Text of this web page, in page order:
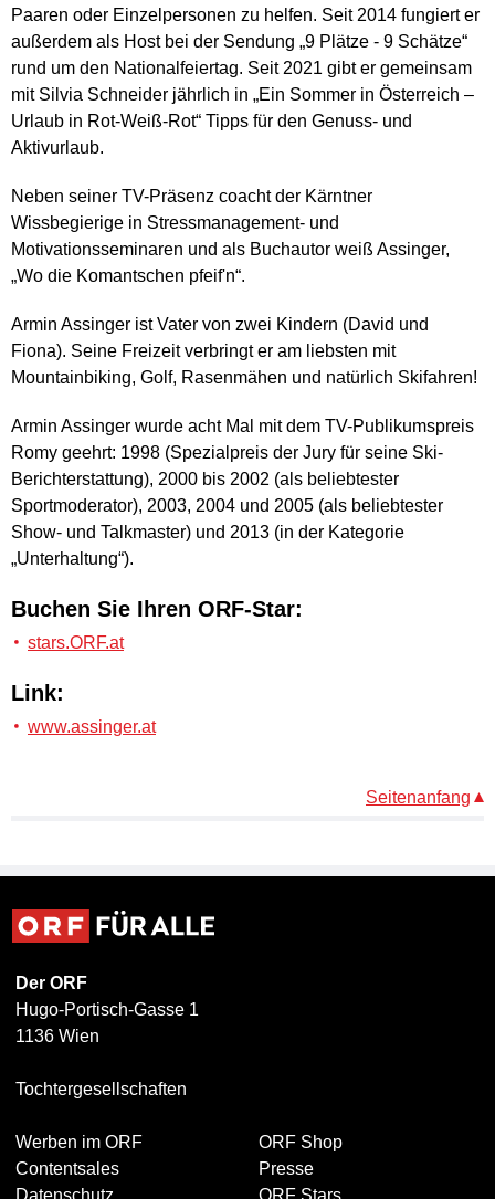
Paaren oder Einzelpersonen zu helfen. Seit 2014 fungiert er
außerdem als Host bei der Sendung „9 Plätze - 9 Schätze“
rund um den Nationalfeiertag. Seit 2021 gibt er gemeinsam
mit Silvia Schneider jährlich in „Ein Sommer in Österreich –
Urlaub in Rot-Weiß-Rot“ Tipps für den Genuss- und
Aktivurlaub.
Neben seiner TV-Präsenz coacht der Kärntner
Wissbegierige in Stressmanagement- und
Motivationsseminaren und als Buchautor weiß Assinger,
„Wo die Komantschen pfeif'n“.
Armin Assinger ist Vater von zwei Kindern (David und
Fiona). Seine Freizeit verbringt er am liebsten mit
Mountainbiking, Golf, Rasenmähen und natürlich Skifahren!
Armin Assinger wurde acht Mal mit dem TV-Publikumspreis
Romy geehrt: 1998 (Spezialpreis der Jury für seine Ski-
Berichterstattung), 2000 bis 2002 (als beliebtester
Sportmoderator), 2003, 2004 und 2005 (als beliebtester
Show- und Talkmaster) und 2013 (in der Kategorie
„Unterhaltung“).
Buchen Sie Ihren ORF-Star:
stars.ORF.at
Link:
www.assinger.at
Seitenanfang
Der ORF
Hugo-Portisch-Gasse 1
1136 Wien
Tochtergesellschaften
Werben im ORF
Contentsales
ORF Shop
Presse